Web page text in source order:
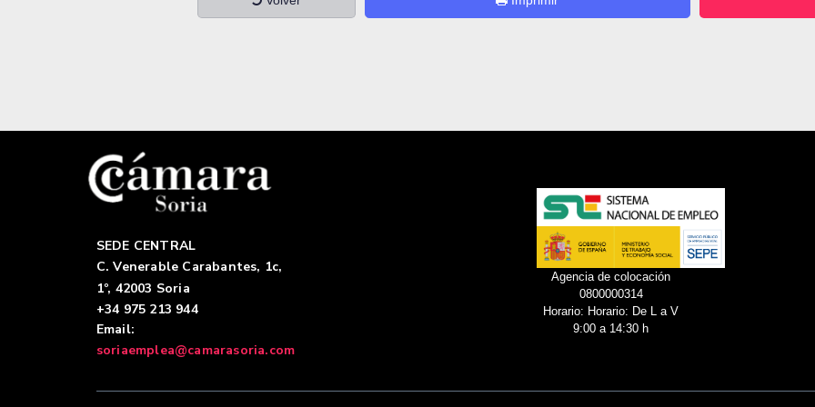
SEDE CENTRAL
C. Venerable Carabantes, 1c,
1º, 42003 Soria
+34 975 213 944
Email:
soriaemplea@camarasoria.com
Agencia de colocación
0800000314
Horario: Horario: De L a V
9:00 a 14:30 h